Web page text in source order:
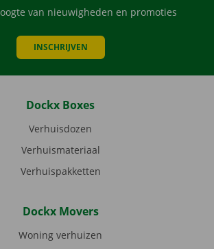
van nieuwigheden en promoties
INSCHRIJVEN
Dockx Boxes
Verhuisdozen
Verhuismateriaal
Verhuispakketten
Dockx Movers
Woning verhuizen